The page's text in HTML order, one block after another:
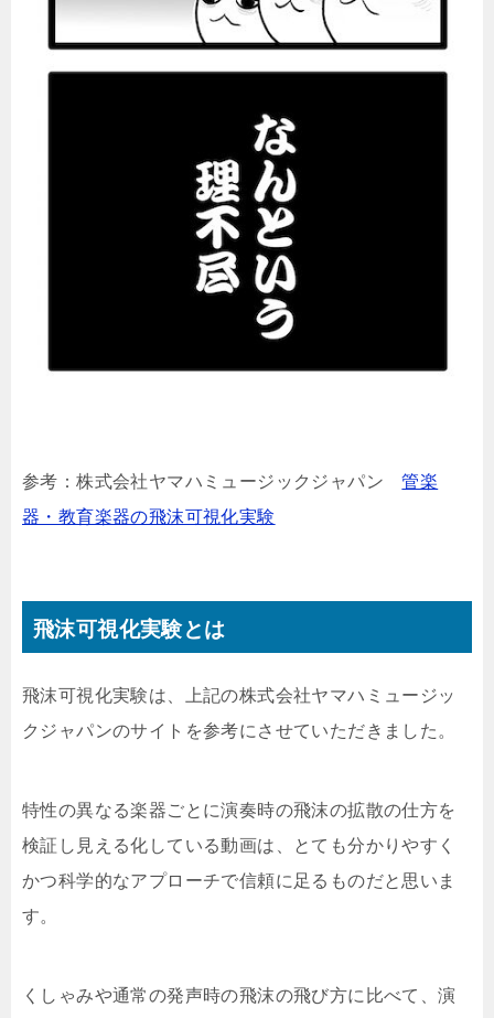
参考：株式会社ヤマハミュージックジャパン管楽
器・教育楽器の飛沫可視化実験
飛沫可視化実験とは
飛沫可視化実験は、上記の株式会社ヤマハミュージッ
クジャパンのサイトを参考にさせていただきました。
特性の異なる楽器ごとに演奏時の飛沫の拡散の仕方を
検証し見える化している動画は、とても分かりやすく
かつ科学的なアプローチで信頼に足るものだと思いま
す。
くしゃみや通常の発声時の飛沫の飛び方に比べて、演